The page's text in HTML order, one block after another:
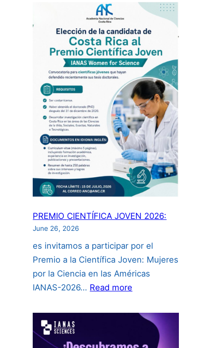
allá
aspectos
de
propiedad
intelectual
para
incluyendo
uso
de
inteligencia
artificial”:
PREMIO CIENTÍFICA JOVEN 2026:
June 26, 2026
es invitamos a participar por el
Premio a la Científica Joven: Mujeres
por la Ciencia en las Américas
IANAS-2026… Read more
CIENTÍFICA
JOVEN
2026: